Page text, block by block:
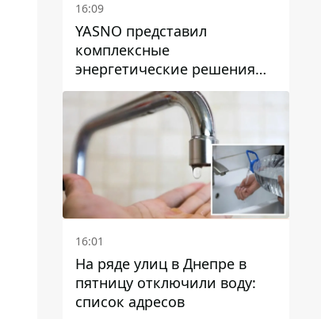
16:09
YASNO представил
комплексные
энергетические решения
для бизнеса в Днепре
16:01
На ряде улиц в Днепре в
пятницу отключили воду:
список адресов